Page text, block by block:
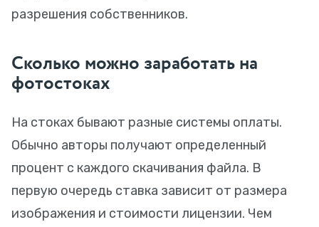
разрешения собственников.
Сколько можно заработать на
фотостоках
На стоках бывают разные системы оплаты.
Обычно авторы получают определенный
процент с каждого скачивания файла. В
первую очередь ставка зависит от размера
изображения и стоимости лицензии. Чем